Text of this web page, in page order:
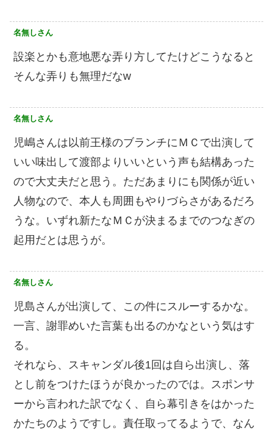
名無しさん
設楽とかも意地悪な弄り方してたけどこうなると
そんな弄りも無理だなw
名無しさん
児嶋さんは以前王様のブランチにＭＣで出演して
いい味出して渡部よりいいという声も結構あった
ので大丈夫だと思う。ただあまりにも関係が近い
人物なので、本人も周囲もやりづらさがあるだろ
うな。いずれ新たなＭＣが決まるまでのつなぎの
起用だとは思うが。
名無しさん
児島さんが出演して、この件にスルーするかな。
一言、謝罪めいた言葉も出るのかなという気はす
る。
それなら、スキャンダル後1回は自ら出演し、落
とし前をつけたほうが良かったのでは。スポンサ
ーから言われた訳でなく、自ら幕引きをはかった
かたちのようですし。責任取ってるようで、なん